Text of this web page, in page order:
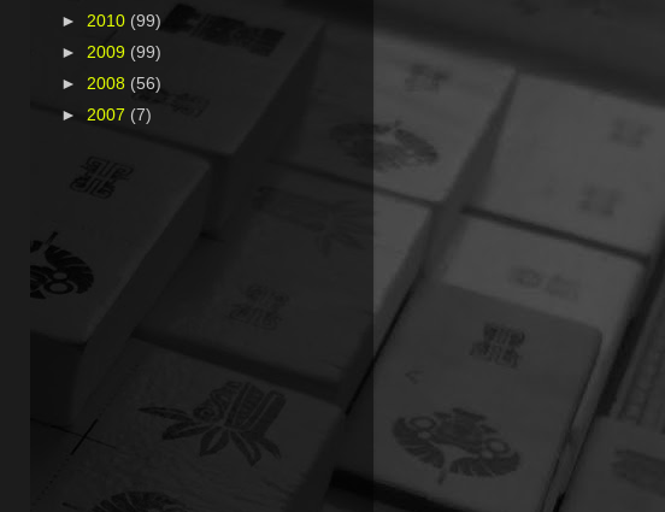
► 2010 (99)
► 2009 (99)
► 2008 (56)
► 2007 (7)